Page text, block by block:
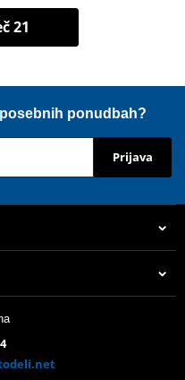
21
ponudbah?
Prijava